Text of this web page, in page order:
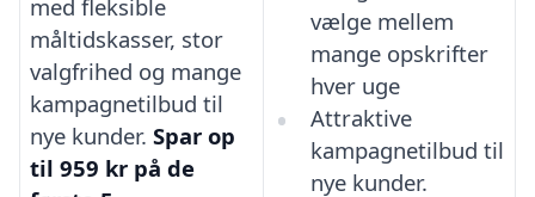
med fleksible
måltidskasser, stor
valgfrihed og mange
kampagnetilbud til
nye kunder. Spar op
til 959 kr på de
vælge mellem
mange opskrifter
hver uge
Attraktive
kampagnetilbud til
nye kunder.